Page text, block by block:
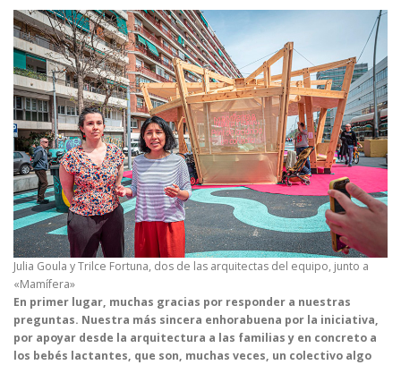
Julia Goula y Trilce Fortuna, dos de las arquitectas del equipo, junto a
«Mamífera»
En primer lugar, muchas gracias por responder a nuestras
preguntas. Nuestra más sincera enhorabuena por la iniciativa,
por apoyar desde la arquitectura a las familias y en concreto a
los bebés lactantes, que son, muchas veces, un colectivo algo